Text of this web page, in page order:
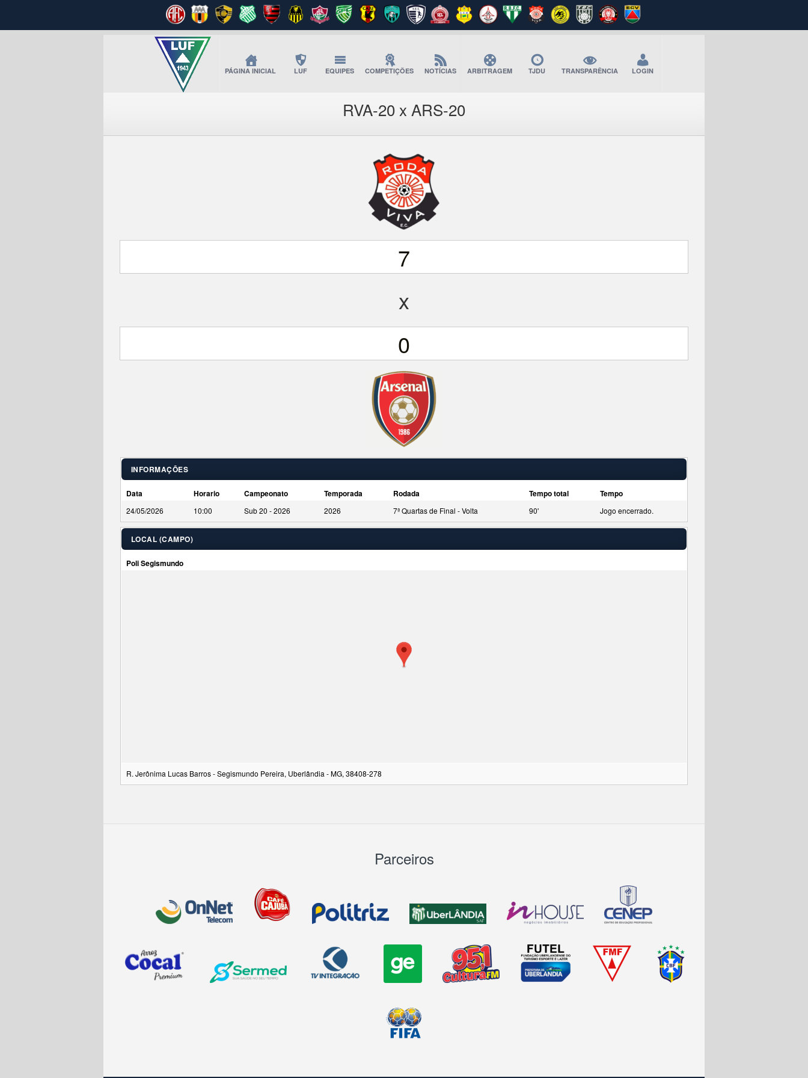
PÁGINA INICIAL LUF EQUIPES COMPETIÇÕES NOTÍCIAS ARBITRAGEM TJDU TRANSPARÊNCIA LOGIN
RVA-20 x ARS-20
7
x
0
INFORMAÇÕES
Data Horario Campeonato Temporada Rodada Tempo total Tempo
24/05/2026 10:00 Sub 20 - 2026 2026 7ª Quartas de Final - Volta 90' Jogo encerrado.
LOCAL (CAMPO)
Poli Segismundo
R. Jerônima Lucas Barros - Segismundo Pereira, Uberlândia - MG, 38408-278
Parceiros